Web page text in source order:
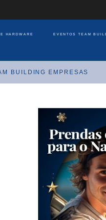
HARDWARE EVENTOS TEAM
BUILDING EMPRESAS